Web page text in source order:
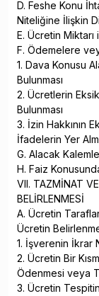
D. Feshe Konu
Niteliğine İlişkin
E. Ücretin
F. Ödemelere
1. Dava Konusu
Bulunması
2. Ücretlerin
Bulunması
3. İzin Hakkının
İfadelerin Yer
G. Alacak
H. Faiz
VII. TAZMİNAT
BELİRLENMESİ
A. Ücretin
Ücretin
1. İşverenin İkrar
2. Ücretin Bir
Ödenmesi veya
3. Ücretin